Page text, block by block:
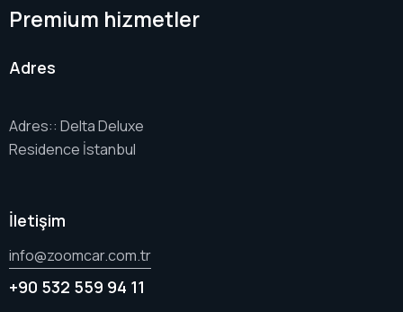
Premium hizmetler
Adres
Adres:: Delta Deluxe
Residence İstanbul
İletişim
info@zoomcar.com.tr
+90 532 559 94 11